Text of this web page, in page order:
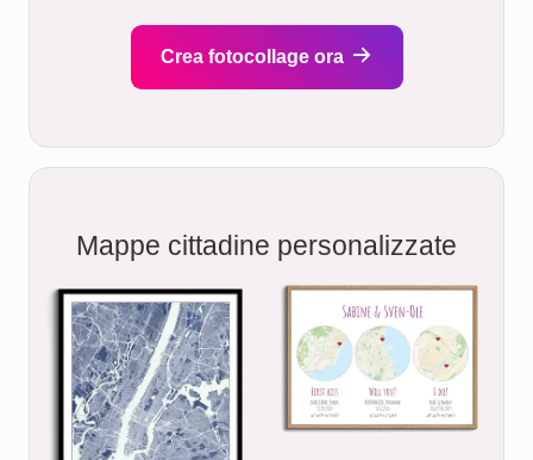
Crea fotocollage ora
Mappe cittadine personalizzate